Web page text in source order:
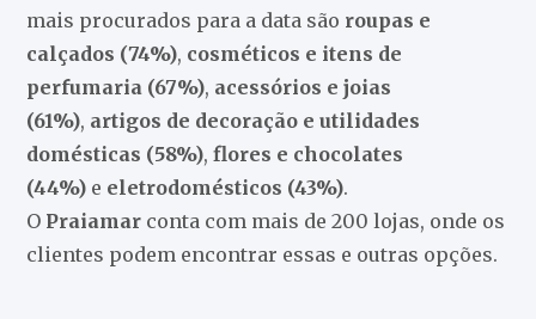
mais procurados para a data são roupas e
calçados (74%), cosméticos e itens de
perfumaria (67%), acessórios e joias
(61%), artigos de decoração e utilidades
domésticas (58%), flores e chocolates
(44%)e eletrodomésticos (43%).
O Praiamar conta com mais de 200 lojas, onde os
clientes podem encontrar essas e outras opções.